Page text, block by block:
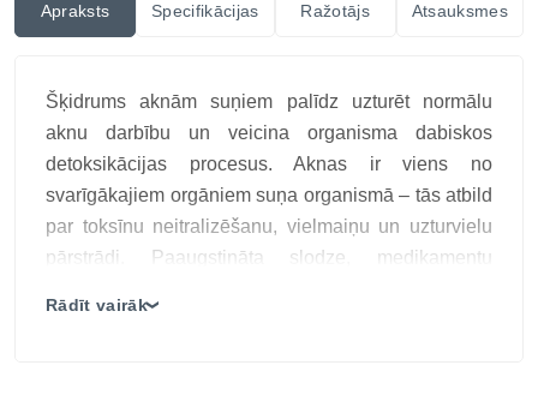
Apraksts Specifikācijas Ražotājs Atsauksmes
Šķidrums aknām suņiem palīdz uzturēt normālu
aknu darbību un veicina organisma dabiskos
detoksikācijas procesus. Aknas ir viens no
svarīgākajiem orgāniem suņa organismā – tās atbild
par toksīnu neitralizēšanu, vielmaiņu un uzturvielu
pārstrādi. Paaugstināta slodze, medikamentu
Rādīt vairāk❯